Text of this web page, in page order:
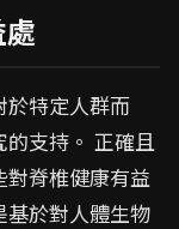
於特定人群而
支持。 正確且
對脊椎健康有益
基於對人體生物